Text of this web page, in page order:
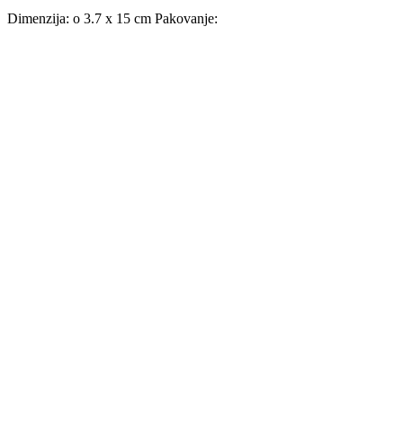
Dimenzija: o 3.7 x 15 cm Pakovanje: